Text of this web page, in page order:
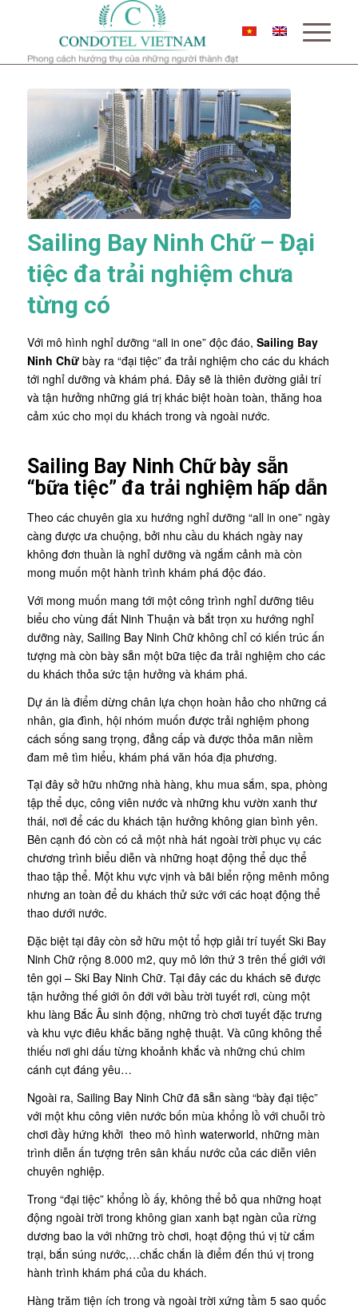
Sailing Bay Ninh Chữ – Đại
tiệc đa trải nghiệm chưa
từng có
Với mô hình nghỉ dưỡng “all in one” độc đáo, Sailing Bay
Ninh Chữbày ra “đại tiệc” đa trải nghiệm cho các du khách
tới nghỉ dưỡng và khám phá. Đây sẽ là thiên đường giải trí
và tận hưởng những giá trị khác biệt hoàn toàn, thăng hoa
cảm xúc cho mọi du khách trong và ngoài nước.
Sailing Bay Ninh Chữ bày sẵn
“bữa tiệc” đa trải nghiệm hấp dẫn
Theo các chuyên gia xu hướng nghỉ dưỡng “all in one” ngày
càng được ưa chuộng, bởi nhu cầu du khách ngày nay
không đơn thuần là nghỉ dưỡng và ngắm cảnh mà còn
mong muốn một hành trình khám phá độc đáo.
Với mong muốn mang tới một công trình nghỉ dưỡng tiêu
biểu cho vùng đất Ninh Thuận và bắt trọn xu hướng nghỉ
dưỡng này, Sailing Bay Ninh Chữ không chỉ có kiến trúc ấn
tượng mà còn bày sẵn một bữa tiệc đa trải nghiệm cho các
du khách thỏa sức tận hưởng và khám phá.
Dự án là điểm dừng chân lựa chọn hoàn hảo cho những cá
nhân, gia đình, hội nhóm muốn được trải nghiệm phong
cách sống sang trọng, đẳng cấp và được thỏa mãn niềm
đam mê tìm hiểu, khám phá văn hóa địa phương.
Tại đây sở hữu những nhà hàng, khu mua sắm, spa, phòng
tập thể dục, công viên nước và những khu vườn xanh thư
thái, nơi để các du khách tận hưởng không gian bình yên.
Bên cạnh đó còn có cả một nhà hát ngoài trời phục vụ các
chương trình biểu diễn và những hoạt động thể dục thể
thao tập thể. Một khu vực vịnh và bãi biển rộng mênh mông
nhưng an toàn để du khách thử sức với các hoạt động thể
thao dưới nước.
Đặc biệt tại đây còn sở hữu một tổ hợp giải trí tuyết Ski Bay
Ninh Chữ rộng 8.000 m2, quy mô lớn thứ 3 trên thế giới với
tên gọi – Ski Bay Ninh Chữ. Tại đây các du khách sẽ được
tận hưởng thế giới ôn đới với bầu trời tuyết rơi, cùng một
khu làng Bắc Âu sinh động, những trò chơi tuyết đặc trưng
và khu vực điêu khắc băng nghệ thuật. Và cũng không thể
thiếu nơi ghi dấu từng khoảnh khắc và những chú chim
cánh cụt đáng yêu…
Ngoài ra, Sailing Bay Ninh Chữ đã sẵn sàng “bày đại tiệc”
với một khu công viên nước bốn mùa khổng lồ với chuỗi trò
chơi đầy hứng khởi theo mô hình waterworld, những màn
trình diễn ấn tượng trên sân khấu nước của các diễn viên
chuyên nghiệp.
Trong “đại tiệc” khổng lồ ấy, không thể bỏ qua những hoạt
động ngoài trời trong không gian xanh bạt ngàn của rừng
dương bao la với những trò chơi, hoạt động thú vị từ cắm
trại, bắn súng nước,…chắc chắn là điểm đến thú vị trong
hành trình khám phá của du khách.
Hàng trăm tiện ích trong và ngoài trời xứng tầm 5 sao quốc